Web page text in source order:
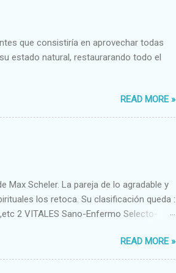
que consistiría en aprovechar todas
estado natural, restaurarando todo el
READ MORE »
Max Scheler. La pareja de lo agradable y
los retoca. Su clasificación queda :
2 VITALES Sano-Enfermo Selecto-
Bondadoso-malvado Justo-Injusto
Gracioso-Tosco Elegante-Inelegante
READ MORE »